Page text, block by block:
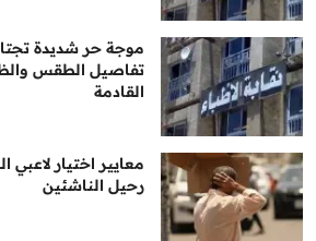
موجة حر شديدة
تفاصيل الطقس
القادمة
معايير اختيار لاعبي
رحيل الناشئين